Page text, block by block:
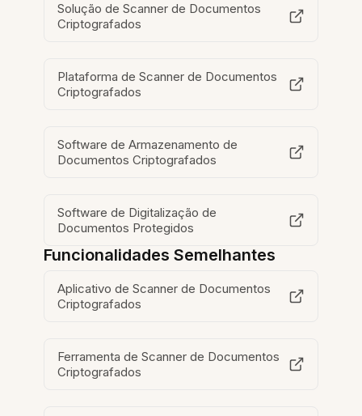
Solução de Scanner de Documentos
Criptografados
Plataforma de Scanner de Documentos
Criptografados
Software de Armazenamento de
Documentos Criptografados
Software de Digitalização de
Documentos Protegidos
Funcionalidades Semelhantes
Aplicativo de Scanner de Documentos
Criptografados
Ferramenta de Scanner de Documentos
Criptografados